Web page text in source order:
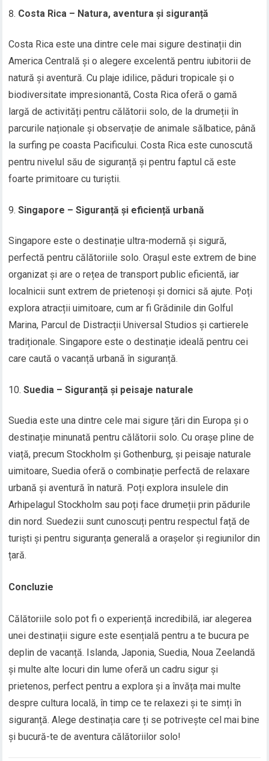
Costa Rica – Natura, aventura și siguranță
Costa Rica este una dintre cele mai sigure destinații din
America Centrală și o alegere excelentă pentru iubitorii de
natură și aventură. Cu plaje idilice, păduri tropicale și o
biodiversitate impresionantă, Costa Rica oferă o gamă
largă de activități pentru călătorii solo, de la drumeții în
parcurile naționale și observație de animale sălbatice, până
la surfing pe coasta Pacificului. Costa Rica este cunoscută
pentru nivelul său de siguranță și pentru faptul că este
foarte primitoare cu turiștii.
Singapore – Siguranță și eficiență urbană
Singapore este o destinație ultra-modernă și sigură,
perfectă pentru călătoriile solo. Orașul este extrem de bine
organizat și are o rețea de transport public eficientă, iar
localnicii sunt extrem de prietenoși și dornici să ajute. Poți
explora atracții uimitoare, cum ar fi Grădinile din Golful
Marina, Parcul de Distracții Universal Studios și cartierele
tradiționale. Singapore este o destinație ideală pentru cei
care caută o vacanță urbană în siguranță.
Suedia – Siguranță și peisaje naturale
Suedia este una dintre cele mai sigure țări din Europa și o
destinație minunată pentru călătorii solo. Cu orașe pline de
viață, precum Stockholm și Gothenburg, și peisaje naturale
uimitoare, Suedia oferă o combinație perfectă de relaxare
urbană și aventură în natură. Poți explora insulele din
Arhipelagul Stockholm sau poți face drumeții prin pădurile
din nord. Suedezii sunt cunoscuți pentru respectul față de
turiști și pentru siguranța generală a orașelor și regiunilor din
țară.
Concluzie
Călătoriile solo pot fi o experiență incredibilă, iar alegerea
unei destinații sigure este esențială pentru a te bucura pe
deplin de vacanță. Islanda, Japonia, Suedia, Noua Zeelandă
și multe alte locuri din lume oferă un cadru sigur și
prietenos, perfect pentru a explora și a învăța mai multe
despre cultura locală, în timp ce te relaxezi și te simți în
siguranță. Alege destinația care ți se potrivește cel mai bine
și bucură-te de aventura călătoriilor solo!